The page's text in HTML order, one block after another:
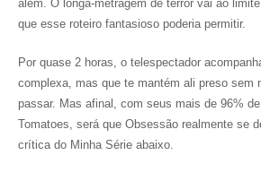
além. O longa-metragem de terror vai ao
que esse roteiro fantasioso poderia permitir.
Por quase 2 horas, o telespectador
complexa, mas que te mantém ali preso sem
passar. Mas afinal, com seus mais de 96%
Tomatoes, será que Obsessão realmente se
crítica do Minha Série abaixo.